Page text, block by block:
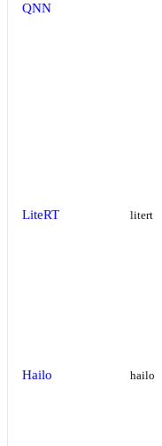
QNN
LiteRT litert
Hailo hailo